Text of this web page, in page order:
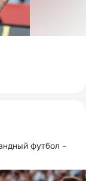
футбол –